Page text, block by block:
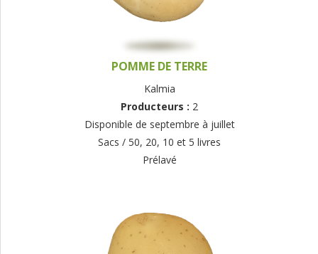
POMME DE TERRE
Kalmia
Producteurs : 2
Disponible de septembre à juillet
Sacs / 50, 20, 10 et 5 livres
Prélavé